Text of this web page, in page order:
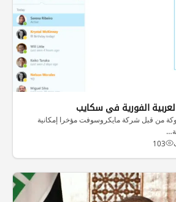
الفورية في سكايب
من قبل شركة مايكروسوفت مؤخرا إمكانية
103